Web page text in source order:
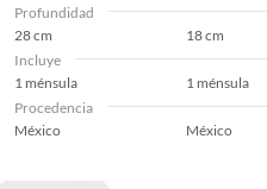
Profundidad
28 cm
18 cm
Incluye
1 ménsula
1 ménsula
Procedencia
México
México